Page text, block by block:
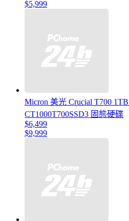
$5,999
Micron 美光 Crucial T700
CT1000T700SSD3 固態硬碟
$6,499
$9,999